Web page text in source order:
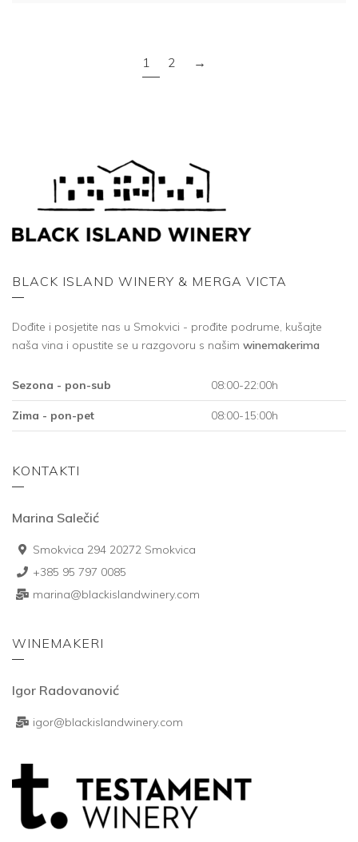
1 2 →
BLACK ISLAND WINERY & MERGA VICTA
Dođite i posjetite nas u Smokvici - prođite podrume, kušajte
naša vina i opustite se u razgovoru s našim winemakerima
Sezona - pon-sub 08:00-22:00h
Zima - pon-pet 08:00-15:00h
KONTAKTI
Marina Salečić
Smokvica 294 20272 Smokvica
+385 95 797 0085
marina@blackislandwinery.com
WINEMAKERI
Igor Radovanović
igor@blackislandwinery.com